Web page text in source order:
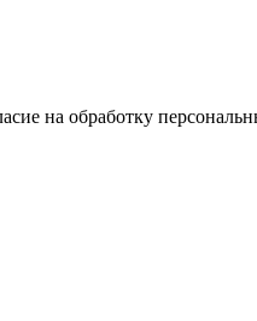
на обработку